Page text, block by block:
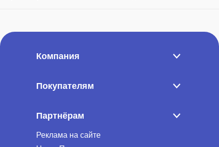
Компания
Покупателям
Партнёрам
Реклама на сайте